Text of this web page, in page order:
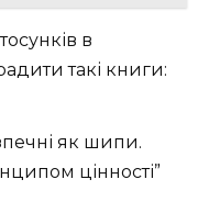
в
такі книги:
як шипи.
цінності”